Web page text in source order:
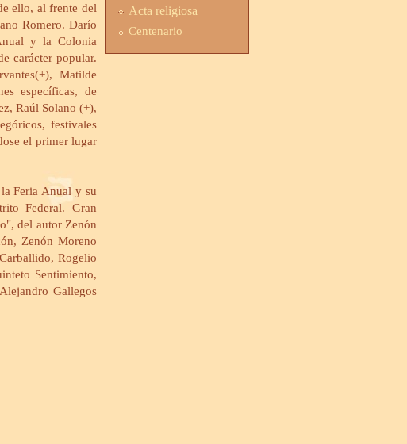
ello, al frente del
Romero. Darío
y la Colonia
carácter popular.
Matilde
específicas, de
Raúl Solano (+),
festivales
el primer lugar
Feria Anual y su
Federal. Gran
del autor Zenón
Zenón Moreno
Rogelio
Sentimiento,
Gallegos
Acta religiosa
Centenario